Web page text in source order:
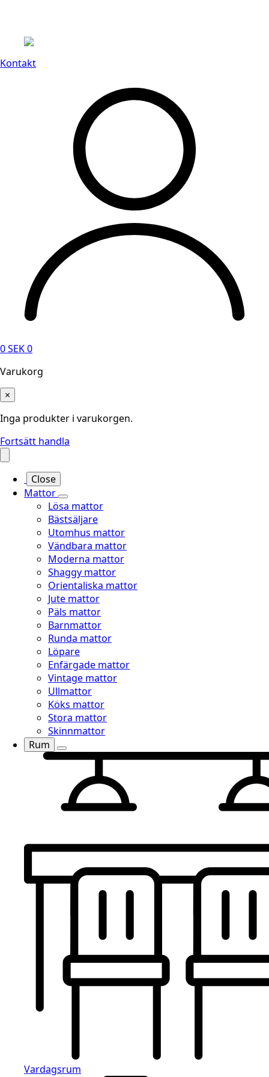
Kontakt
0SEK0
Varukorg
×
Inga produkter i varukorgen.
Fortsätt handla
Close
Mattor
Lösa mattor
Bästsäljare
Utomhus mattor
Vändbara mattor
Moderna mattor
Shaggy mattor
Orientaliska mattor
Jute mattor
Päls mattor
Barnmattor
Runda mattor
Löpare
Enfärgade mattor
Vintage mattor
Ullmattor
Köks mattor
Stora mattor
Skinnmattor
Rum
Vardagsrum